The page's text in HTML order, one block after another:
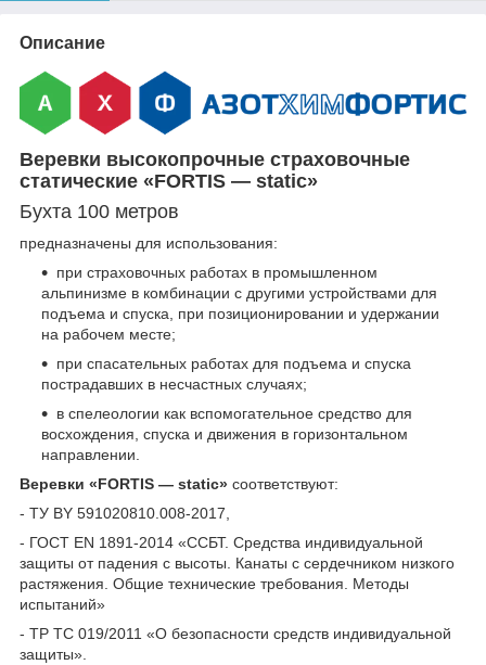
Описание
Веревки высокопрочные страховочные
статические «FORTIS — static»
Бухта 100 метров
предназначены для использования:
при страховочных работах в промышленном
альпинизме в комбинации с другими устройствами для
подъема и спуска, при позиционировании и удержании
на рабочем месте;
при спасательных работах для подъема и спуска
пострадавших в несчастных случаях;
в спелеологии как вспомогательное средство для
восхождения, спуска и движения в горизонтальном
направлении.
Веревки «FORTIS — static» соответствуют:
- ТУ BY 591020810.008-2017,
- ГОСТ ЕN 1891-2014 «ССБТ. Средства индивидуальной
защиты от падения с высоты. Канаты с сердечником низкого
растяжения. Общие технические требования. Методы
испытаний»
- ТР ТС 019/2011 «О безопасности средств индивидуальной
защиты».